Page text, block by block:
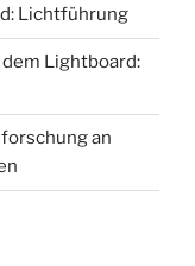
Lichtführung
Lightboard:
an